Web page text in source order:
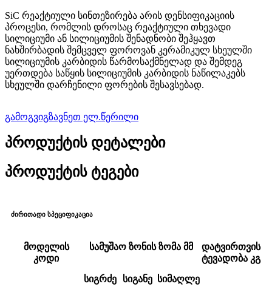
SiC რეაქტიული სინთეზირება არის დენსიფიკაციის
პროცესი, რომლის დროსაც რეაქტიული თხევადი
სილიციუმი ან სილიციუმის შენადნობი შეჰყავთ
ნახშირბადის შემცველ ფოროვან კერამიკულ სხეულში
სილიციუმის კარბიდის წარმოსაქმნელად და შემდეგ
უერთდება საწყის სილიციუმის კარბიდის ნაწილაკებს
სხეულში დარჩენილი ფორების შესავსებად.
გამოგვიგზავნეთ ელ.წერილი
პროდუქტის დეტალები
პროდუქტის ტეგები
ძირითადი სპეციფიკაცია
მოდელის
კოდი
სამუშაო ზონის ზომა მმ
დატვირთვის
ტევადობა კგ
სიგრძე
სიგანე სიმაღლე